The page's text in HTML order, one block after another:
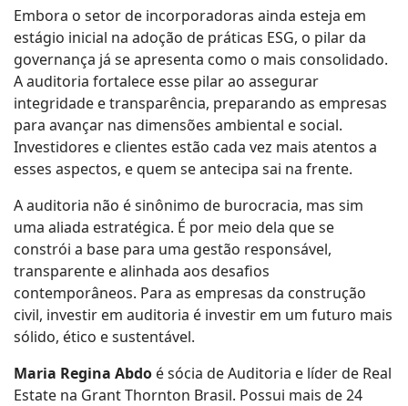
Embora o setor de incorporadoras ainda esteja em
estágio inicial na adoção de práticas ESG, o pilar da
governança já se apresenta como o mais consolidado.
A auditoria fortalece esse pilar ao assegurar
integridade e transparência, preparando as empresas
para avançar nas dimensões ambiental e social.
Investidores e clientes estão cada vez mais atentos a
esses aspectos, e quem se antecipa sai na frente.
A auditoria não é sinônimo de burocracia, mas sim
uma aliada estratégica. É por meio dela que se
constrói a base para uma gestão responsável,
transparente e alinhada aos desafios
contemporâneos. Para as empresas da construção
civil, investir em auditoria é investir em um futuro mais
sólido, ético e sustentável.
Maria Regina Abdo é sócia de Auditoria e líder de Real
Estate na Grant Thornton Brasil. Possui mais de 24